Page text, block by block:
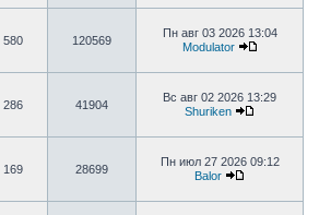
580 120569
Пн авг 03 2026 13:04
Modulator
286 41904
Вс авг 02 2026 13:29
Shuriken
169 28699
Пн июл 27 2026 09:12
Balor